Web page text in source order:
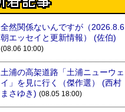
全然関係ないんですが（2026.8.6
朝エッセイと更新情報）
(佐伯)
(08.06 10:00)
土浦の高架道路「土浦ニューウェ
イ」を見に行く（傑作選）
(西村
まさゆき) (08.05 18:00)